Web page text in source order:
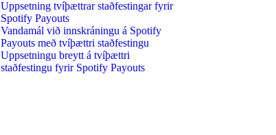
Uppsetning tvíþættrar staðfestingar fyrir
Spotify Payouts
Vandamál við innskráningu á Spotify
Payouts með tvíþættri staðfestingu
Uppsetningu breytt á tvíþættri
staðfestingu fyrir Spotify Payouts